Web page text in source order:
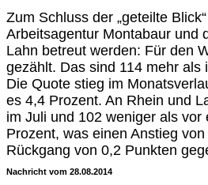
Zum Schluss der „geteilte
Arbeitsagentur Montabaur und
Lahn betreut werden: Für den
gezählt. Das sind 114 mehr
Die Quote stieg im
es 4,4 Prozent. An Rhein und
im Juli und 102 weniger als
Prozent, was einen Anstieg
Rückgang von 0,2 Punkten
Nachricht vom 28.08.2014